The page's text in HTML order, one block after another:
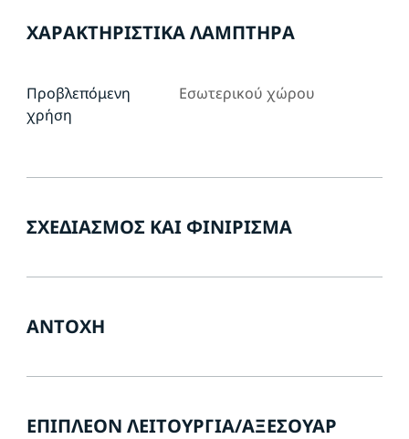
ΧΑΡΑΚΤΗΡΙΣΤΙΚΆ ΛΑΜΠΤΉΡΑ
Προβλεπόμενη
χρήση
Εσωτερικού χώρου
ΣΧΕΔΙΑΣΜΌΣ ΚΑΙ ΦΙΝΊΡΙΣΜΑ
ΑΝΤΟΧΉ
ΕΠΙΠΛΈΟΝ ΛΕΙΤΟΥΡΓΊΑ/ΑΞΕΣΟΥΆΡ